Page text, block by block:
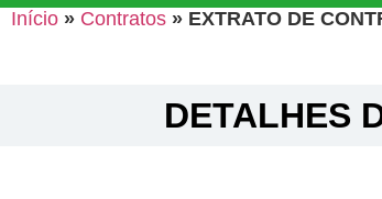
Início » Contratos » EXTRATO DE
DETALHES